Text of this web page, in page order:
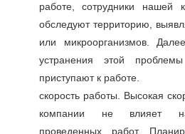
работе, сотрудники нашей
обследуют территорию,
или микроорганизмов.
устранения этой
приступают к работе.
скорость работы. Высокая
компании не влияет
проведенных работ.